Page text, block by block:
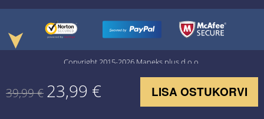
Copyright 2015-2026 Maneks plus d.o.o.
39,99€ 23,99 € LISA OSTUKORVI
➤